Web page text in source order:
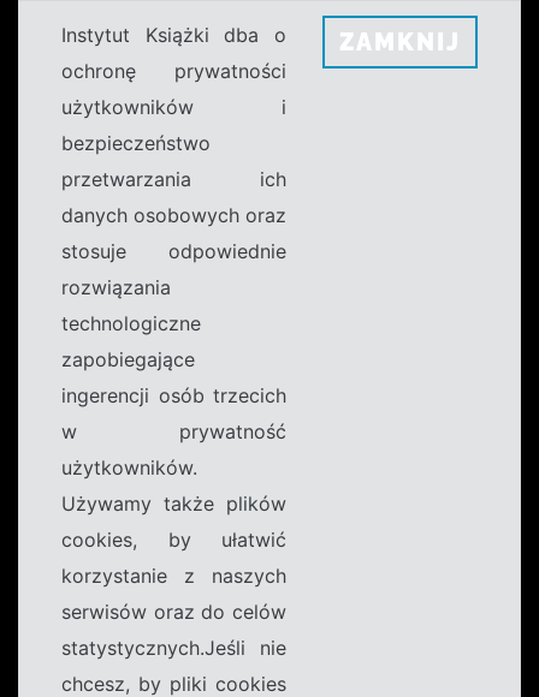
Instytut Książki dba o
ochronę prywatności
użytkowników i
bezpieczeństwo
przetwarzania ich
danych osobowych oraz
stosuje odpowiednie
rozwiązania
technologiczne
zapobiegające
ingerencji osób trzecich
w prywatność
użytkowników.
Używamy także plików
cookies, by ułatwić
korzystanie z naszych
serwisów oraz do celów
statystycznych.Jeśli nie
chcesz, by pliki cookies
ZAMKNIJ